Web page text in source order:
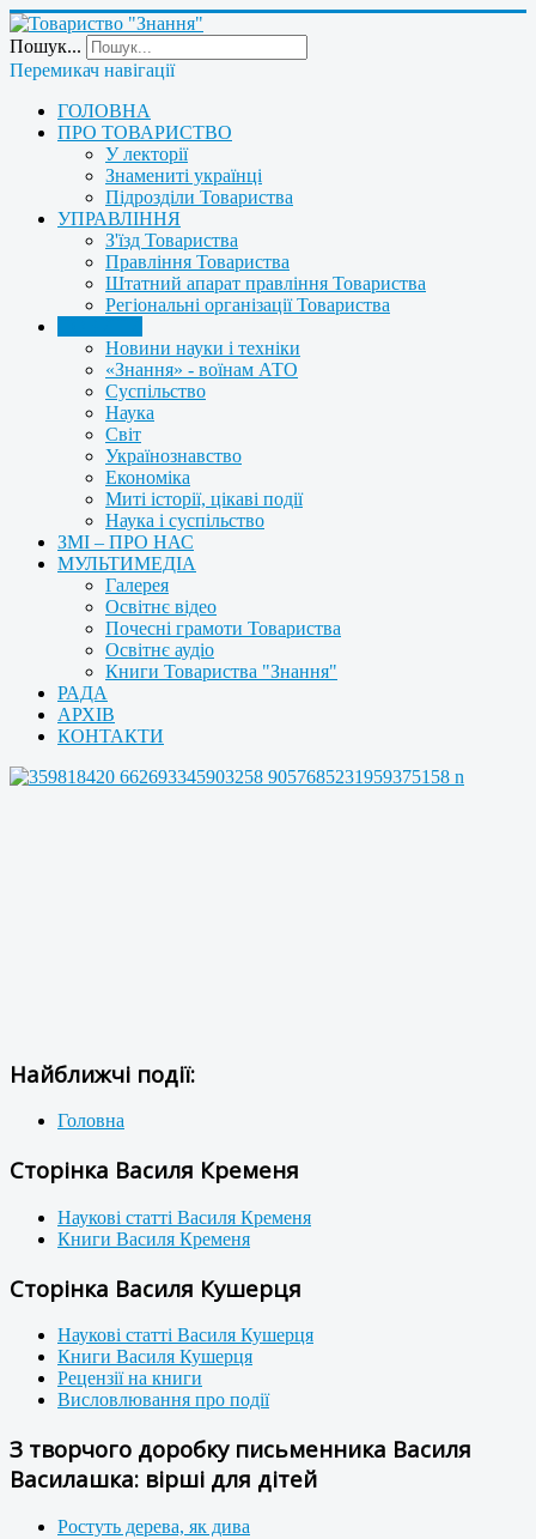
Пошук...
Перемикач навігації
ГОЛОВНА
ПРО ТОВАРИСТВО
У лекторії
Знамениті українці
Підрозділи Товариства
УПРАВЛІННЯ
З'їзд Товариства
Правління Товариства
Штатний апарат правління Товариства
Регіональні організації Товариства
Новини науки і техніки
«Знання» - воїнам АТО
Суспільство
Наука
Світ
Українознавство
Економіка
Миті історії, цікаві події
Наука і суспільство
ЗМІ – ПРО НАС
МУЛЬТИМЕДІА
Галерея
Освітнє відео
Почесні грамоти Товариства
Освітнє аудіо
Книги Товариства "Знання"
РАДА
АРХІВ
КОНТАКТИ
Найближчі події:
Головна
Сторінка Василя Кременя
Наукові статті Василя Кременя
Книги Василя Кременя
Сторінка Василя Кушерця
Наукові статті Василя Кушерця
Книги Василя Кушерця
Рецензії на книги
Висловлювання про події
З творчого доробку письменника Василя
Василашка: вірші для дітей
Ростуть дерева, як дива